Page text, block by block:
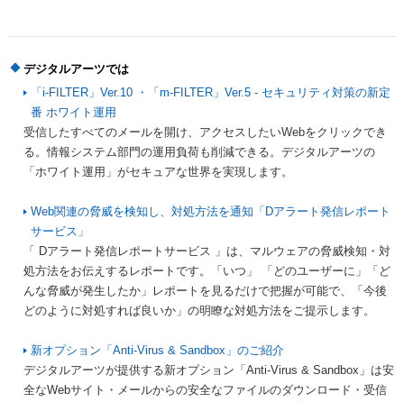
デジタルアーツでは
「i-FILTER」Ver.10 ・「m-FILTER」Ver.5 - セキュリティ対策の新定
番 ホワイト運用
受信したすべてのメールを開け、アクセスしたいWebをクリックでき
る。情報システム部門の運用負荷も削減できる。デジタルアーツの
「ホワイト運用」がセキュアな世界を実現します。
Web関連の脅威を検知し、対処方法を通知「Dアラート発信レポート
サービス」
「 Dアラート発信レポートサービス 」は、マルウェアの脅威検知・対
処方法をお伝えするレポートです。「いつ」 「どのユーザーに」「ど
んな脅威が発生したか」レポートを見るだけで把握が可能で、「今後
どのように対処すれば良いか」の明瞭な対処方法をご提示します。
新オプション「Anti-Virus & Sandbox」のご紹介
デジタルアーツが提供する新オプション「Anti-Virus & Sandbox」は安
全なWebサイト・メールからの安全なファイルのダウンロード・受信